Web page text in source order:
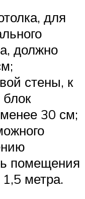
для
должно
стены, к
30 см;
помещения
метра.